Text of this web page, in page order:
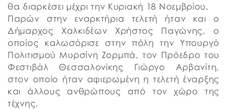
θα διαρκέσει μέχρι την Κυριακή 18 Νοεμβρίου.
Παρών στην εναρκτήρια τελετή ήταν και ο
Δήμαρχος Χαλκιδέων Χρήστος Παγώνης, ο
οποίος καλωσόρισε στην πόλη την Υπουργό
Πολιτισμού Μυρσίνη Ζορμπά, τον Πρόεδρο του
Φεστιβάλ Θεσσαλονίκης Γιώργο Αρβανίτη,
στον οποίο ήταν αφιερωμένη η τελετή έναρξης
και άλλους ανθρώπους από τον χώρο της
τέχνης.